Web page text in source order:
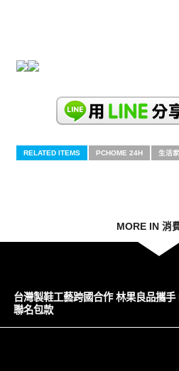
RELATED ITEMS PCHOME 24H 生活
MORE IN 消
台灣製鞋工藝跨國合作 林果良品攜
聯名包款